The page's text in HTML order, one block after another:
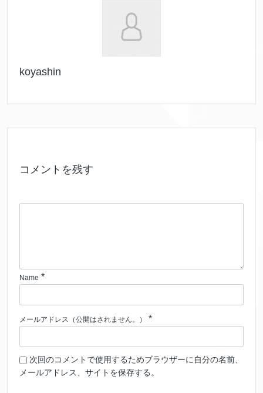
koyashin
コメントを残す
Name *
メールアドレス（公開はされません。） *
次回のコメントで使用するためブラウザーに自分の名前、
メールアドレス、サイトを保存する。